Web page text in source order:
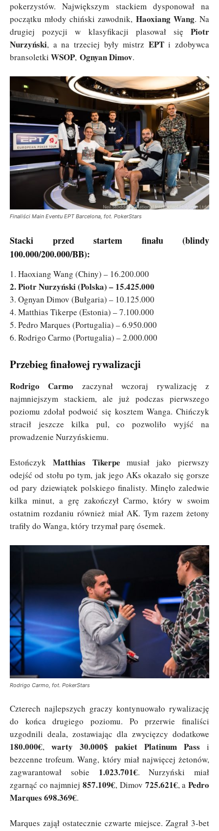
pokerzystów. Największym stackiem dysponował na
początku młody chiński zawodnik,Haoxiang Wang. Na
drugiej pozycji w klasyfikacji plasował się Piotr
Nurzyński, a na trzeciej były mistrz EPTi zdobywca
bransoletki WSOP, Ognyan Dimov.
Finaliści Main Eventu EPT Barcelona, fot. PokerStars
Stacki przed startem finału (blindy
100.000/200.000/BB):
1. Haoxiang Wang (Chiny) – 16.200.000
2. Piotr Nurzyński (Polska) – 15.425.000
3. Ognyan Dimov (Bułgaria) – 10.125.000
4. Matthias Tikerpe (Estonia) – 7.100.000
5. Pedro Marques (Portugalia) – 6.950.000
6. Rodrigo Carmo (Portugalia) – 2.000.000
Przebieg finałowej rywalizacji
Rodrigo Carmo zaczynał wczoraj rywalizację z
najmniejszym stackiem, ale już podczas pierwszego
poziomu zdołał podwoić się kosztem Wanga. Chińczyk
stracił jeszcze kilka pul, co pozwoliło wyjść na
prowadzenie Nurzyńskiemu.
Estończyk Matthias Tikerpe musiał jako pierwszy
odejść od stołu po tym, jak jego AKs okazało się gorsze
od pary dziewiątek polskiego finalisty. Minęło zaledwie
kilka minut, a grę zakończył Carmo, który w swoim
ostatnim rozdaniu również miał AK. Tym razem żetony
trafiły do Wanga, który trzymał parę ósemek.
Rodrigo Carmo, fot. PokerStars
Czterech najlepszych graczy kontynuowało rywalizację
do końca drugiego poziomu. Po przerwie finaliści
uzgodnili deala, zostawiając dla zwycięzcy dodatkowe
180.000€, warty 30.000$ pakiet Platinum Pass i
bezcenne trofeum. Wang, który miał najwięcej żetonów,
zagwarantował sobie 1.023.701€. Nurzyński miał
zgarnąć co najmniej857.109€, Dimov 725.621€, aPedro
Marques 698.369€.
Marques zajął ostatecznie czwarte miejsce. Zagrał 3-bet